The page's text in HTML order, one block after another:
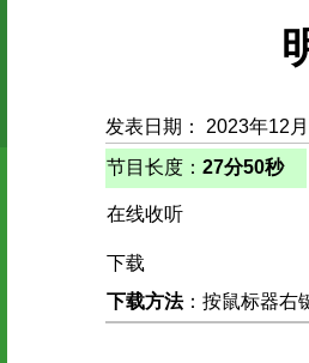
发表日期： 2023年12
节目长度： 27分50秒
在线收听
下载
下载方法：按鼠标器右